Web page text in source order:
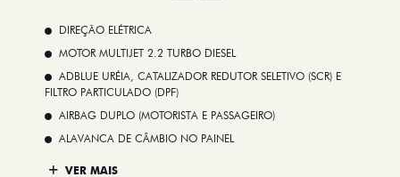
DIREÇÃO ELÉTRICA
MOTOR MULTIJET 2.2 TURBO DIESEL
ADBLUE URÉIA, CATALIZADOR REDUTOR SELETIVO (SCR) E
FILTRO PARTICULADO (DPF)
AIRBAG DUPLO (MOTORISTA E PASSAGEIRO)
ALAVANCA DE CÂMBIO NO PAINEL
VER MAIS